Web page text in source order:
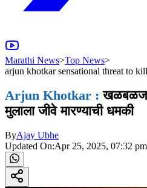
Marathi News>Top News>
arjun khotkar sensational threat to
Arjun Khotkar :
मुलाला जीवे मारण्याची धमकी
ByAjay Ubhe
Updated On:Apr 25, 2025, 07:32 pm